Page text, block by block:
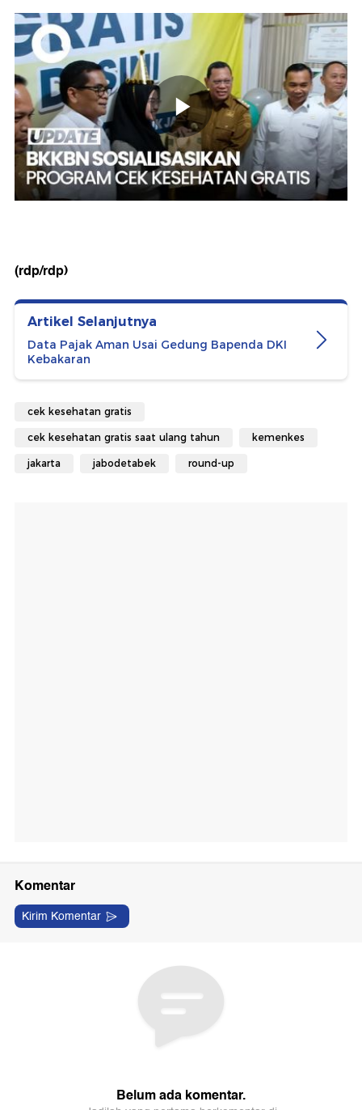
(rdp/rdp)
Artikel Selanjutnya
Data Pajak Aman Usai Gedung Bapenda DKI
Kebakaran
cek kesehatan gratis
cek kesehatan gratis saat ulang tahun kemenkes
jakarta jabodetabek round-up